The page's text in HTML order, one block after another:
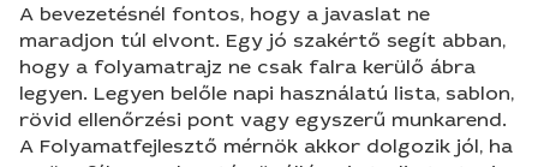
A bevezetésnél fontos, hogy a javaslat ne
maradjon túl elvont. Egy jó szakértő segít abban,
hogy a folyamatrajz ne csak falra kerülő ábra
legyen. Legyen belőle napi használatú lista, sablon,
rövid ellenőrzési pont vagy egyszerű munkarend.
A Folyamatfejlesztő mérnök akkor dolgozik jól, ha